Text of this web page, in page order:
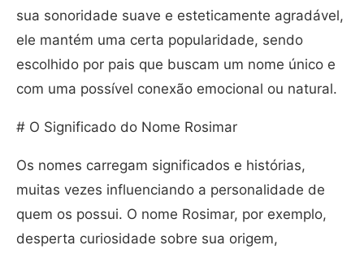
sua sonoridade suave e esteticamente agradável,
ele mantém uma certa popularidade, sendo
escolhido por pais que buscam um nome único e
com uma possível conexão emocional ou natural.
# O Significado do Nome Rosimar
Os nomes carregam significados e histórias,
muitas vezes influenciando a personalidade de
quem os possui. O nome Rosimar, por exemplo,
desperta curiosidade sobre sua origem,